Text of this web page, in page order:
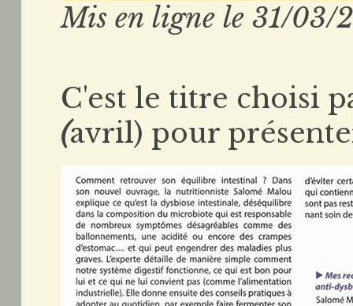
Mis en ligne le 31/03/
C'est le titre choisi
(avril) pour